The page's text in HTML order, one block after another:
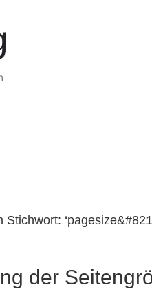
detected you might be
Do you want to change to:
Stichwort: ‘pagesize&#821
der